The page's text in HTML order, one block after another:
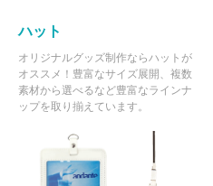
ハット
オリジナルグッズ制作ならハットが
オススメ！豊富なサイズ展開、複数
素材から選べるなど豊富なラインナ
ップを取り揃えています。